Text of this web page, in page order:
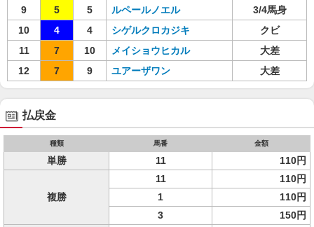
9
5 5 ルペールノエル
3/4馬身
10
4 4 シゲルクロカジキ
クビ
11
7 10 メイショウヒカル
大差
12
7 9 ユアーザワン 大差
払戻金
種類 馬番 金額
単勝 11 110円
複勝
11
110円
1
110円
3
150円